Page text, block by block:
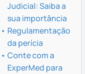
Judicial: Saiba a
sua importância
Regulamentação
da perícia
Conte com a
ExperMed para